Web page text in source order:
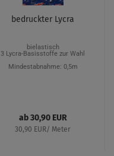
bedruckter Lycra
bielastisch
3 Lycra-Basisstoffe zur Wahl
Mindestabnahme: 0,5m
ab 30,90 EUR
30,90 EUR/ Meter